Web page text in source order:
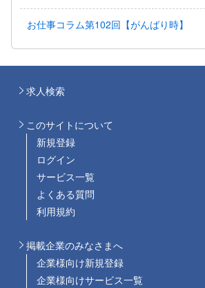
お仕事コラム第102回【がんばり時】
求人検索
このサイトについて
新規登録
ログイン
サービス一覧
よくある質問
利用規約
掲載企業のみなさまへ
企業様向け新規登録
企業様向けサービス一覧